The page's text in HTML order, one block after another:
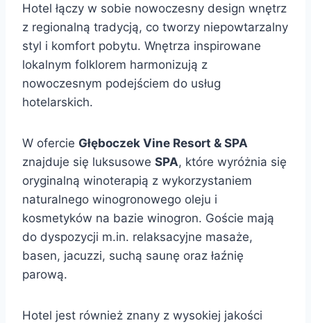
Hotel łączy w sobie nowoczesny design wnętrz
z regionalną tradycją, co tworzy niepowtarzalny
styl i komfort pobytu. Wnętrza inspirowane
lokalnym folklorem harmonizują z
nowoczesnym podejściem do usług
hotelarskich.
W ofercie Głęboczek Vine Resort & SPA
znajduje się luksusowe SPA, które wyróżnia się
oryginalną winoterapią z wykorzystaniem
naturalnego winogronowego oleju i
kosmetyków na bazie winogron. Goście mają
do dyspozycji m.in. relaksacyjne masaże,
basen, jacuzzi, suchą saunę oraz łaźnię
parową.
Hotel jest również znany z wysokiej jakości